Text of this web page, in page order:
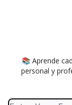
📚 Aprende
personal y